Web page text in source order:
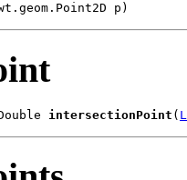
p)
intersectionPoint (